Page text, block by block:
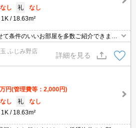
なし 礼
なし
1K 18.63m²
条件のいいお部屋を多数ご紹介できます♪
ジングまで是非お問い合わせください！
ふじみ野店
詳細を見る
万円(管理費等：2,000円)
なし 礼
なし
1K 18.63m²